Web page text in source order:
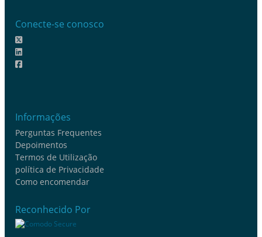
Conecte-se conosco
Informações
Perguntas Frequentes
Depoimentos
Termos de Utilização
política de Privacidade
Como encomendar
Reconhecido Por